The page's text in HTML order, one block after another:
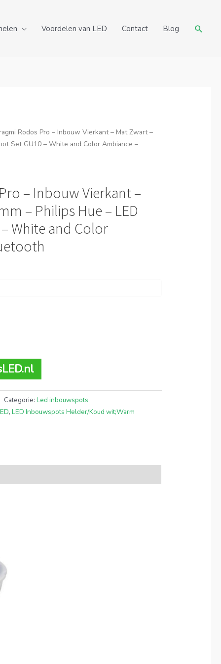
Voordelen van LED Contact Blog
Rodos Pro – Inbouw Vierkant – Mat Zwart –
Set GU10 – White and Color Ambiance –
– Inbouw Vierkant –
– Philips Hue – LED
White and Color
Categorie:Led inbouwspots
,LED Inbouwspots Helder/Koud wit;Warm